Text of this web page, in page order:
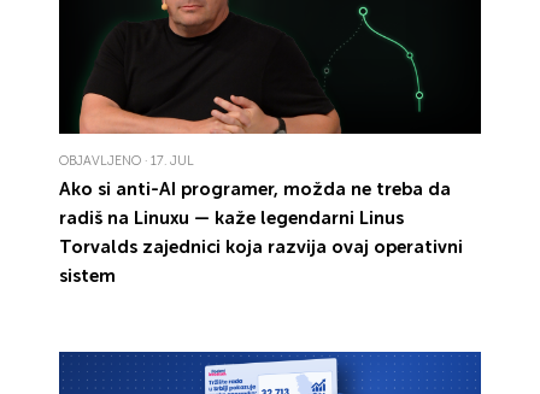
OBJAVLJENO · 17. JUL
Ako si anti-AI programer, možda ne treba da
radiš na Linuxu — kaže legendarni Linus
Torvalds zajednici koja razvija ovaj operativni
sistem